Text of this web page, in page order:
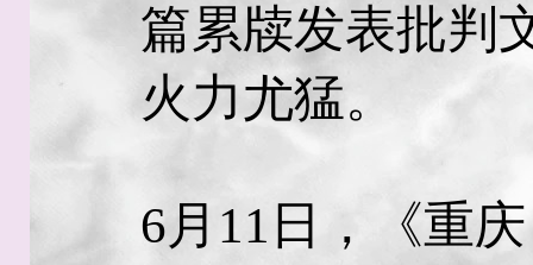
篇累牍发表批判
火力尤猛。
6月11日，《重